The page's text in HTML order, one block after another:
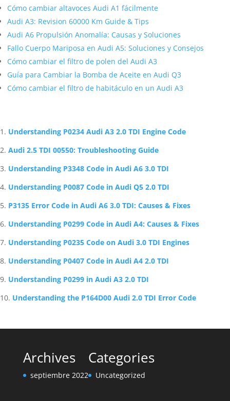
Cómo cambiar altavoces Audi A1 fácilmente
Audi A3: Revision 60000 Km Guide & Tips
Audi A6 Propulsión Anomalía: Causas y Soluciones
Fallo Cuerpo Mariposa en Audi A5: Soluciones y Consejos
Cómo cambiar el filtro de polen del Audi A3
Guía para Cambiar la Bomba de Aceite en Audi Q3
Cómo cambiar el filtro de habitáculo en un Audi A3
Understanding P0234 Audi A3 2.0 TDI Engine Code
Audi 2.5 TDI 00550: Troubleshooting Guide
Understanding P3348 Code in Audi A6 3.0 TDI
Understanding P0087 Code in Audi Q5 2.0 TDI
P3135 Error Code in Audi A6 3.0 TDI: Causes & Fixes
Understanding P0299 Code in Audi A4: Causes & Fixes
Understanding P0235 Code on Audi 3.0 TDI Engines
Understanding P0407 Code in Audi A4 2.0 TDI
Understanding P0299 in Audi A3 2.0 TDI
Understanding the P164D00 Audi 2.0 TDI Error Code
Archives
septiembre 2022
Categories
Uncategorized